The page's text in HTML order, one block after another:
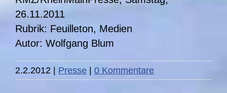
26.11.2011
Rubrik: Feuilleton, Medien
Autor: Wolfgang Blum
2.2.2012 | Presse | 0 Kommentare